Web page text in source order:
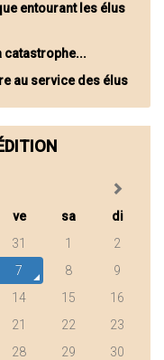
entourant les élus
catastrophe...
au service des élus
ve sa
di
31 1
2
7 8
9
14 15
16
21 22
23
28 29 30